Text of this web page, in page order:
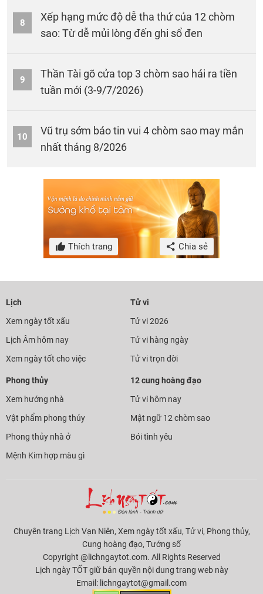
8
Xếp hạng mức độ dễ tha thứ của 12 chòm
sao: Từ dễ mủi lòng đến ghi sổ đen
9
Thần Tài gõ cửa top 3 chòm sao hái ra tiền
tuần mới (3-9/7/2026)
10
Vũ trụ sớm báo tin vui 4 chòm sao may mắn
nhất tháng 8/2026
Thích trang Chia sẻ
Lịch
Xem ngày tốt xấu
Lịch Âm hôm nay
Xem ngày tốt cho việc
Tử vi
Tử vi 2026
Tử vi hàng ngày
Tử vi trọn đời
Phong thủy
Xem hướng nhà
Vật phẩm phong thủy
Phong thủy nhà ở
Mệnh Kim hợp màu gì
12 cung hoàng đạo
Tử vi hôm nay
Mật ngữ 12 chòm sao
Bói tình yêu
Chuyên trang Lịch Vạn Niên, Xem ngày tốt xấu, Tử vi, Phong thủy,
Cung hoàng đạo, Tướng số
Copyright @lichngaytot.com. All Rights Reserved
Lịch ngày TỐT giữ bản quyền nội dung trang web này
Email: lichngaytot@gmail.com